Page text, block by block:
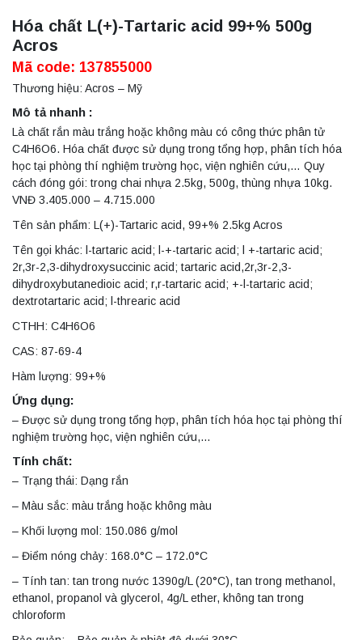
Hóa chất L(+)-Tartaric acid 99+% 500g
Acros
Mã code: 137855000
Thương hiệu: Acros – Mỹ
Mô tả nhanh :
Là chất rắn màu trắng hoặc không màu có công thức phân tử
C4H6O6. Hóa chất được sử dụng trong tổng hợp, phân tích hóa
học tại phòng thí nghiệm trường học, viện nghiên cứu,… Quy
cách đóng gói: trong chai nhựa 2.5kg, 500g, thùng nhựa 10kg.
VNĐ 3.405.000 – 4.715.000
Tên sản phẩm: L(+)-Tartaric acid, 99+% 2.5kg Acros
Tên gọi khác: l-tartaric acid; l-+-tartaric acid; l +-tartaric acid;
2r,3r-2,3-dihydroxysuccinic acid; tartaric acid,2r,3r-2,3-
dihydroxybutanedioic acid; r,r-tartaric acid; +-l-tartaric acid;
dextrotartaric acid; l-threaric acid
CTHH: C4H6O6
CAS: 87-69-4
Hàm lượng: 99+%
Ứng dụng:
– Được sử dụng trong tổng hợp, phân tích hóa học tại phòng thí
nghiệm trường học, viện nghiên cứu,…
Tính chất:
– Trạng thái: Dạng rắn
– Màu sắc: màu trắng hoặc không màu
– Khối lượng mol: 150.086 g/mol
– Điểm nóng chảy: 168.0°C – 172.0°C
– Tính tan: tan trong nước 1390g/L (20°C), tan trong methanol,
ethanol, propanol và glycerol, 4g/L ether, không tan trong
chloroform